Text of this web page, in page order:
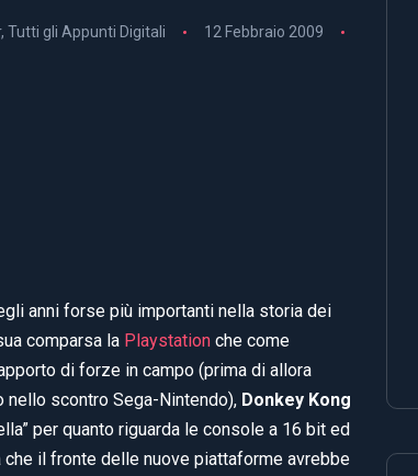
, Tutti gli Appunti Digitali
12 Febbraio 2009
anni forse più importanti nella storia dei
comparsa la Playstation che come
di forze in campo (prima di allora
scontro Sega-Nintendo), Donkey Kong
per quanto riguarda le console a 16 bit ed
il fronte delle nuove piattaforme avrebbe